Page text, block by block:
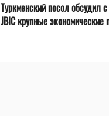
Туркменский посол обсудил
JBIC крупные экономические